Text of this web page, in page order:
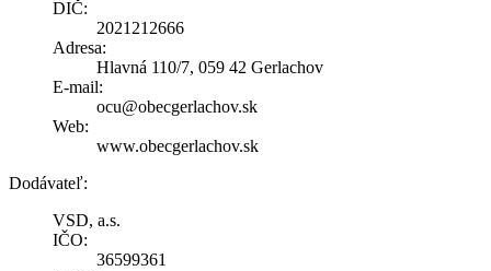
DIČ:
2021212666
Adresa:
Hlavná 110/7, 059 42 Gerlachov
E-mail:
ocu@obecgerlachov.sk
Web:
www.obecgerlachov.sk
Dodávateľ:
VSD, a.s.
IČO:
36599361